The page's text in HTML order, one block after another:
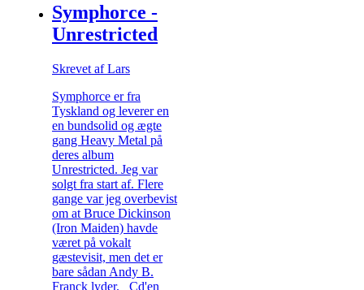
Symphorce -
Unrestricted
Skrevet af Lars
Symphorce er fra
Tyskland og leverer en
en bundsolid og ægte
gang Heavy Metal på
deres album
Unrestricted. Jeg var
solgt fra start af. Flere
gange var jeg overbevist
om at Bruce Dickinson
(Iron Maiden) havde
været på vokalt
gæstevisit, men det er
bare sådan Andy B.
Franck lyder. Cd'en